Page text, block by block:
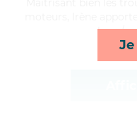
lever/